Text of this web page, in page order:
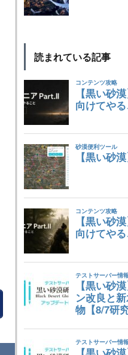
読まれている記事